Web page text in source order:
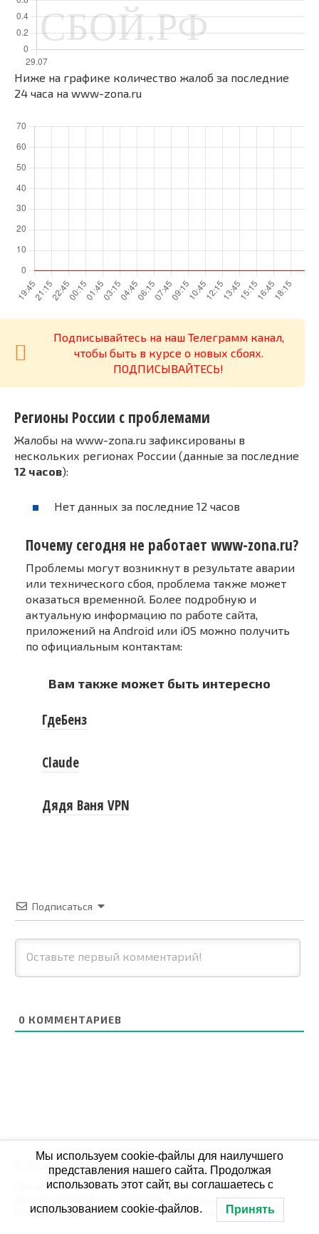
Ниже на графике количество жалоб за последние
24 часа на www-zona.ru
Подписывайтесь на наш Телеграмм канал,
чтобы быть в курсе о новых сбоях.
ПОДПИСЫВАЙТЕСЬ!
Регионы России с проблемами
Жалобы на www-zona.ru зафиксированы в
нескольких регионах России (данные за последние
12 часов):
Нет данных за последние 12 часов
Почему сегодня не работает www-zona.ru?
Проблемы могут возникнут в результате аварии
или технического сбоя, проблема также может
оказаться временной. Более подробную и
актуальную информацию по работе сайта,
приложений на Android или iOS можно получить
по официальным контактам:
Вам также может быть интересно
ГдеБенз
Claude
Дядя Ваня VPN
Подписаться
0 КОММЕНТАРИЕВ
© 2026 СБОЙ.РФ
При использовании данных мониторинга на своих
ресурах, обязательна активная ссылка на Сбой.рф
По всем вопросам пишите: admin@сбой.рф
Мы используем cookie-файлы для наилучшего
представления нашего сайта. Продолжая
использовать этот сайт, вы соглашаетесь с
использованием cookie-файлов. Принять